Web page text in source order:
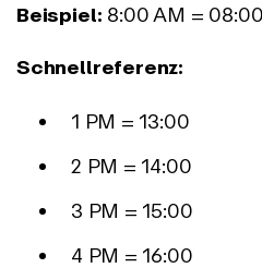
Beispiel: 8:00 AM =
Schnellreferenz:
1 PM = 13:00
2 PM = 14:00
3 PM = 15:00
4 PM = 16:00